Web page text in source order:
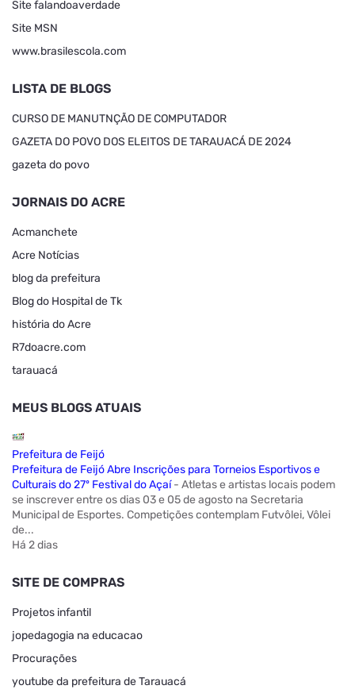
Site falandoaverdade
Site MSN
www.brasilescola.com
LISTA DE BLOGS
CURSO DE MANUTNÇÃO DE COMPUTADOR
GAZETA DO POVO DOS ELEITOS DE TARAUACÁ DE 2024
gazeta do povo
JORNAIS DO ACRE
Acmanchete
Acre Notícias
blog da prefeitura
Blog do Hospital de Tk
história do Acre
R7doacre.com
tarauacá
MEUS BLOGS ATUAIS
Prefeitura de Feijó
Prefeitura de Feijó Abre Inscrições para Torneios Esportivos e
Culturais do 27º Festival do Açaí - Atletas e artistas locais podem
se inscrever entre os dias 03 e 05 de agosto na Secretaria
Municipal de Esportes. Competições contemplam Futvôlei, Vôlei
de...
Há 2 dias
SITE DE COMPRAS
Projetos infantil
jopedagogia na educacao
Procurações
youtube da prefeitura de Tarauacá